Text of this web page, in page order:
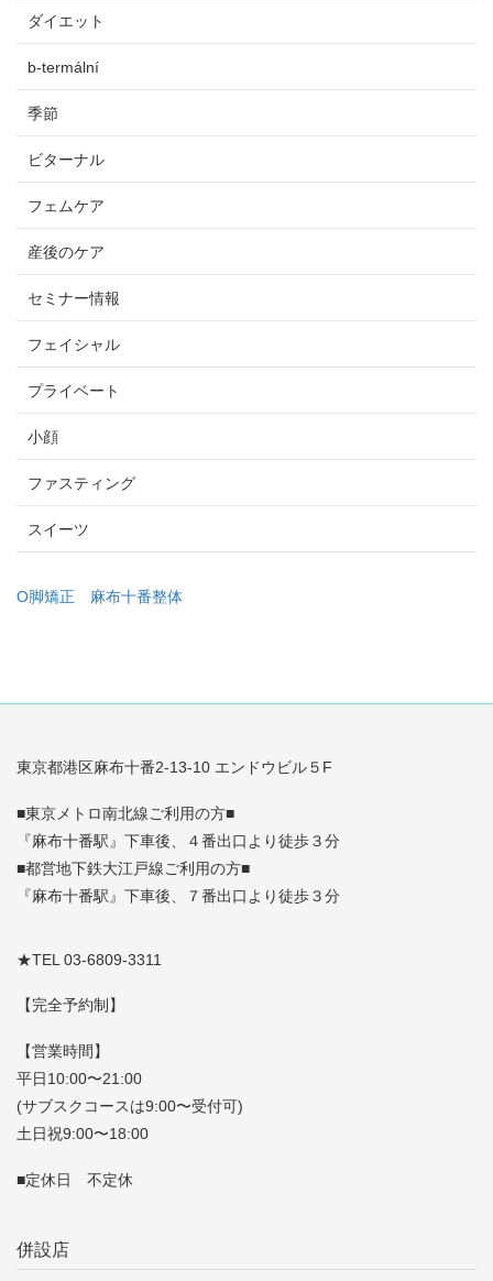
ダイエット
b-termální
季節
ビターナル
フェムケア
産後のケア
セミナー情報
フェイシャル
プライベート
小顔
ファスティング
スイーツ
O脚矯正 麻布十番整体
東京都港区麻布十番2-13-10 エンドウビル５F
■東京メトロ南北線ご利用の方■
『麻布十番駅』下車後、４番出口より徒歩３分
■都営地下鉄大江戸線ご利用の方■
『麻布十番駅』下車後、７番出口より徒歩３分
★TEL 03-6809-3311
【完全予約制】
【営業時間】
平日10:00〜21:00
(サブスクコースは9:00〜受付可)
土日祝9:00〜18:00
■定休日 不定休
併設店